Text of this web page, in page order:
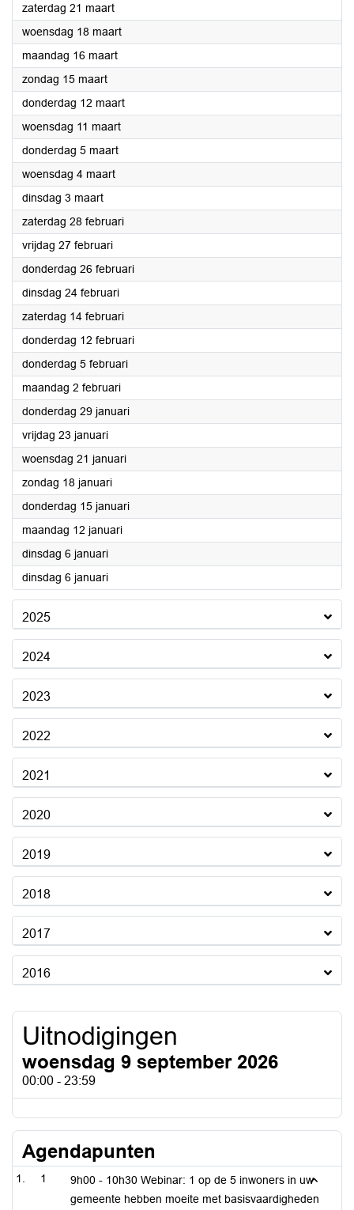
zaterdag 21 maart2026
woensdag 18 maart2026
maandag 16 maart2026
zondag 15 maart2026
donderdag 12 maart2026
woensdag 11 maart2026
donderdag 5 maart2026
woensdag 4 maart2026
dinsdag 3 maart2026
zaterdag 28 februari2026
vrijdag 27 februari2026
donderdag 26 februari2026
dinsdag 24 februari2026
zaterdag 14 februari2026
donderdag 12 februari2026
donderdag 5 februari2026
maandag 2 februari2026
donderdag 29 januari2026
vrijdag 23 januari2026
woensdag 21 januari2026
zondag 18 januari2026
donderdag 15 januari2026
maandag 12 januari2026
dinsdag 6 januari2026
dinsdag 6 januari2026
2025
2024
2023
2022
2021
2020
2019
2018
2017
2016
Uitnodigingen
woensdag 9 september 2026
00:00 - 23:59
Agendapunten
1
9h00 - 10h30 Webinar: 1 op de 5 inwoners in uw
gemeente hebben moeite met basisvaardigheden